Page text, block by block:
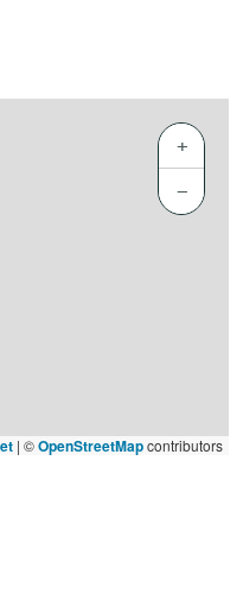
+
−
| ©OpenStreetMapcontributors